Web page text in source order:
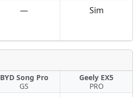
— Sim
BYD Song Pro
GS
Geely EX5
PRO